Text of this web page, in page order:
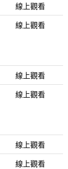
線上觀看
線上觀看
線上觀看
線上觀看
線上觀看
線上觀看